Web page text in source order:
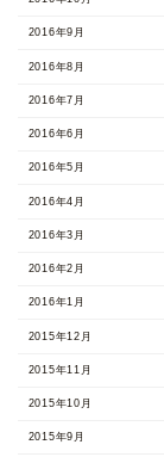
2016年9月
2016年8月
2016年7月
2016年6月
2016年5月
2016年4月
2016年3月
2016年2月
2016年1月
2015年12月
2015年11月
2015年10月
2015年9月